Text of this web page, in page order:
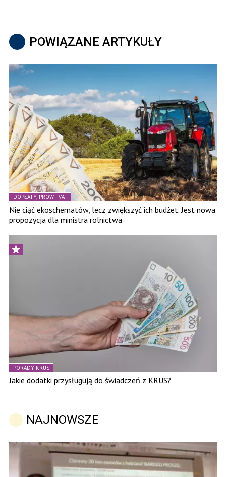
POWIĄZANE ARTYKUŁY
DOPŁATY, PROW I VAT
Nie ciąć ekoschematów, lecz zwiększyć ich budżet. Jest nowa
propozycja dla ministra rolnictwa
PORADY KRUS
Jakie dodatki przysługują do świadczeń z KRUS?
NAJNOWSZE